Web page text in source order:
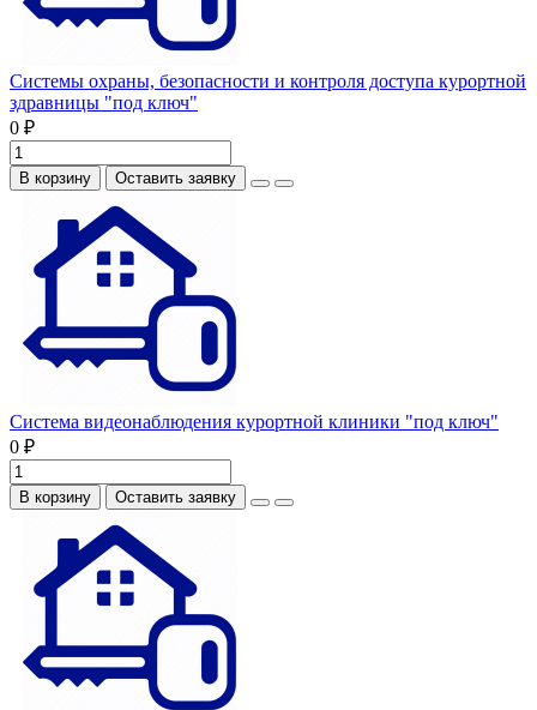
Системы охраны, безопасности и контроля доступа курортной
здравницы "под ключ"
0 ₽
В корзину Оставить заявку
Система видеонаблюдения курортной клиники "под ключ"
0 ₽
В корзину Оставить заявку